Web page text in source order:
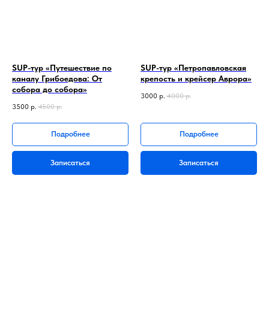
SUP-тур «Путешествие по
каналу Грибоедова: От
собора до собора»
3500 р. 4500 р.
Подробнее
Записаться
SUP-тур «Петропавловская
крепость и крейсер Аврора»
3000 р. 4000 р.
Подробнее
Записаться